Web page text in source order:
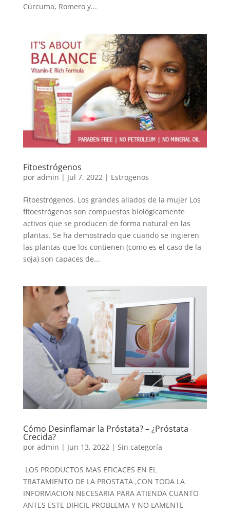
Cúrcuma, Romero y...
Fitoestrógenos
por admin | Jul 7, 2022| Estrogenos
Fitoestrógenos. Los grandes aliados de la mujer Los
fitoestrógenos son compuestos biológicamente
activos que se producen de forma natural en las
plantas. Se ha demostrado que cuando se ingieren
las plantas que los contienen (como es el caso de la
soja) son capaces de...
Cómo Desinflamar la Próstata? – ¿Próstata
Crecida?
por admin | Jun 13, 2022| Sin categoría
LOS PRODUCTOS MAS EFICACES EN EL
TRATAMIENTO DE LA PROSTATA ,CON TODA LA
INFORMACION NECESARIA PARA ATIENDA CUANTO
ANTES ESTE DIFICIL PROBLEMA Y NO LAMENTE